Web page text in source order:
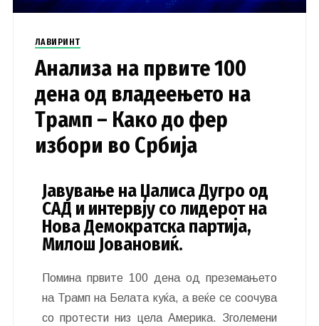
ЛАВИРИНТ
Анализа на првите 100
дена од владеењето на
Трамп – Како до фер
избори во Србија
Јавување на Џалиса Дугро од
САД и интервју со лидерот на
Нова Демократска партија,
Милош Јовановиќ.
Помина првите 100 дена од преземањето
на Трамп на Белата куќа, а веќе се соочува
со протести низ цела Америка. Зголемени